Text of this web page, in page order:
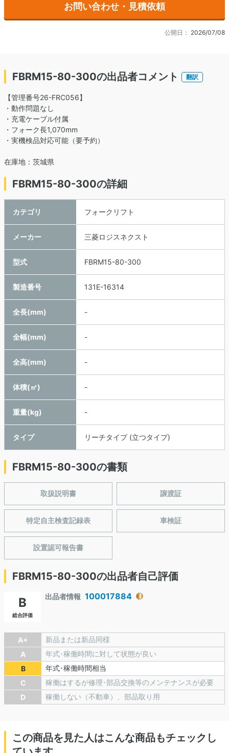
お問い合わせ・見積依頼
公開日： 2026/07/08
FBRM15-80-300の出品者コメント 翻訳
【管理番号26-FRC056】
・動作問題なし
・充電ケーブル付属
・フォーク長1,070mm
・実機検品対応可能（要予約）
在庫地：茨城県
FBRM15-80-300の詳細
カテゴリ フォークリフト
メーカー 三菱ロジスネクスト
型式 FBRM15-80-300
製造番号 131E-16314
全長(mm) -
全幅(mm) -
全高(mm) -
体積(㎥) -
重量(kg) -
タイプ リーチタイプ (立つタイプ)
FBRM15-80-300の書類
取扱説明書 譲渡証
特定自主検査記録表 車検証
設置認可報告書
FBRM15-80-300の出品者自己評価
B
総合評価
出品者情報 100017884
A+
新品または新品同様
A
年式･稼働時間に対して状態が良い
B
年式･稼働時間相当
C
稼働はするが修理･部品交換等のメンテナンスが必要
D
稼働しない（不動車）、部品取り用
この商品を見た人はこんな商品もチェックし